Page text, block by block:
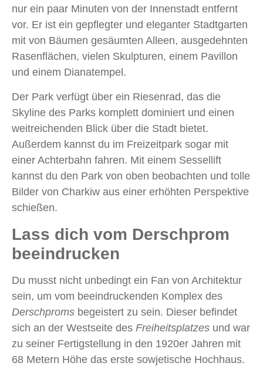
nur ein paar Minuten von der Innenstadt entfernt
vor. Er ist ein gepflegter und eleganter Stadtgarten
mit von Bäumen gesäumten Alleen, ausgedehnten
Rasenflächen, vielen Skulpturen, einem Pavillon
und einem Dianatempel.
Der Park verfügt über ein Riesenrad, das die
Skyline des Parks komplett dominiert und einen
weitreichenden Blick über die Stadt bietet.
Außerdem kannst du im Freizeitpark sogar mit
einer Achterbahn fahren. Mit einem Sessellift
kannst du den Park von oben beobachten und tolle
Bilder von Charkiw aus einer erhöhten Perspektive
schießen.
Lass dich vom Derschprom
beeindrucken
Du musst nicht unbedingt ein Fan von Architektur
sein, um vom beeindruckenden Komplex des
Derschproms begeistert zu sein. Dieser befindet
sich an der Westseite des Freiheitsplatzes und war
zu seiner Fertigstellung in den 1920er Jahren mit
68 Metern Höhe das erste sowjetische Hochhaus.